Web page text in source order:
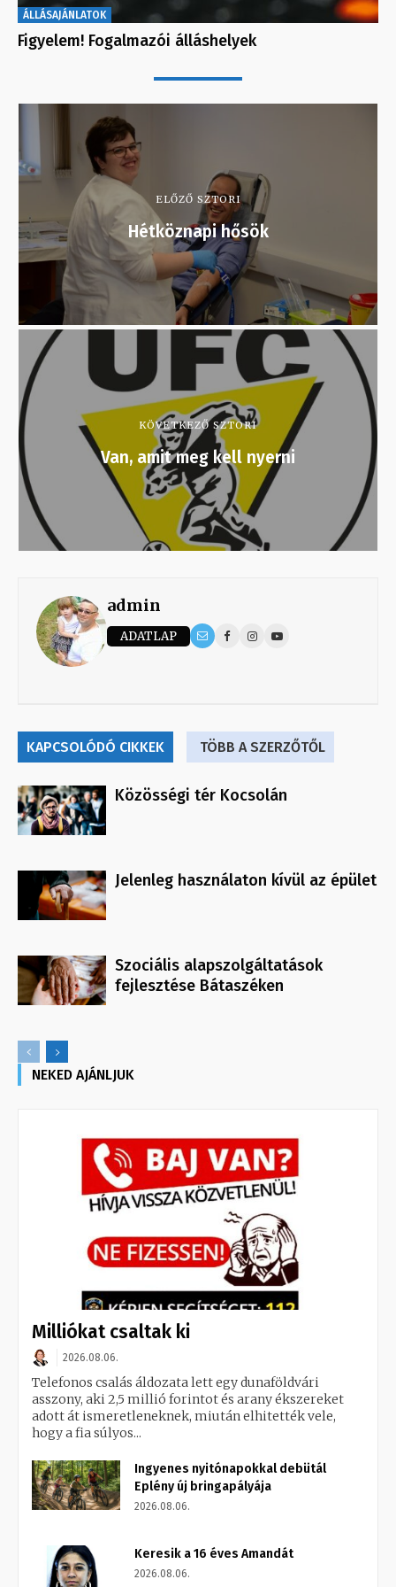
ÁLLÁSAJÁNLATOK
Figyelem! Fogalmazói álláshelyek
ELŐZŐ SZTORI
Hétköznapi hősök
KÖVETKEZŐ SZTORI
Van, amit meg kell nyerni
admin
ADATLAP
KAPCSOLÓDÓ CIKKEK TÖBB A SZERZŐTŐL
Közösségi tér Kocsolán
Jelenleg használaton kívül az épület
Szociális alapszolgáltatások
fejlesztése Bátaszéken
NEKED AJÁNLJUK
Milliókat csaltak ki
2026.08.06.
Telefonos csalás áldozata lett egy dunaföldvári
asszony, aki 2,5 millió forintot és arany ékszereket
adott át ismeretleneknek, miután elhitették vele,
hogy a fia súlyos...
Ingyenes nyitónapokkal debütál
Eplény új bringapályája
2026.08.06.
Keresik a 16 éves Amandát
2026.08.06.